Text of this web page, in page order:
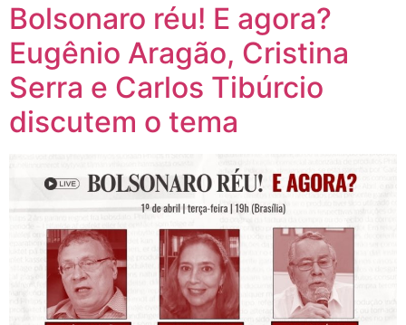
Bolsonaro réu! E agora?
Eugênio Aragão, Cristina
Serra e Carlos Tibúrcio
discutem o tema